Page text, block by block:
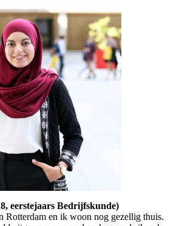
eerstejaars Bedrijfskunde)
Rotterdam en ik woon nog gezellig thuis.